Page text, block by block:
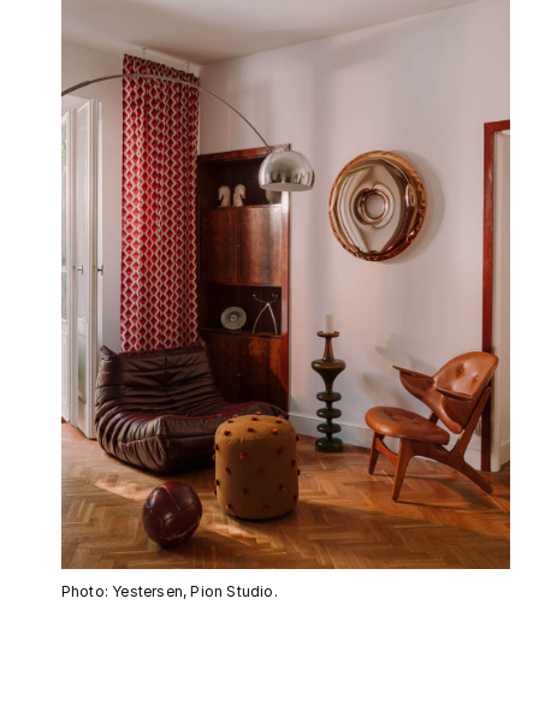
Photo: Yestersen, Pion Studio.